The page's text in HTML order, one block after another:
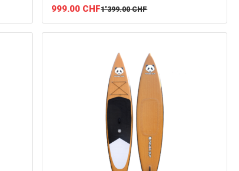
999.00 CHF1'399.00 CHF